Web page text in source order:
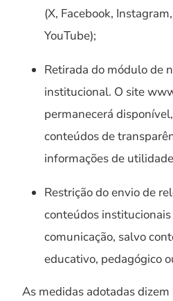
(X, Facebook,
YouTube);
Retirada do módulo de
institucional. O site
permanecerá
conteúdos de
informações de
Restrição do envio de
conteúdos
comunicação, salvo
educativo, pedagógico
As medidas adotadas